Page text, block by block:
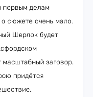
первым делам
о сюжете очень мало.
Шерлок будет
масштабный заговор.
придётся